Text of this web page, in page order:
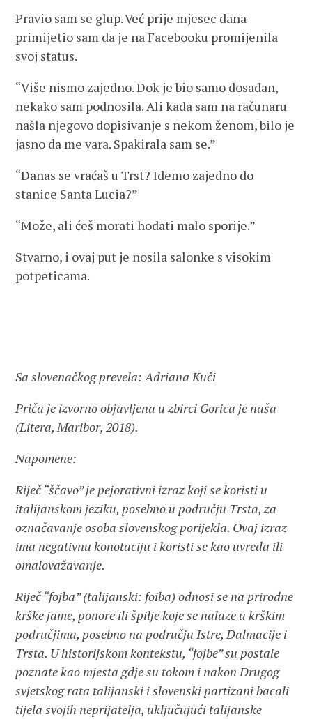
Pravio sam se glup. Već prije mjesec dana
primijetio sam da je na Facebooku promijenila
svoj status.
“Više nismo zajedno. Dok je bio samo dosadan,
nekako sam podnosila. Ali kada sam na računaru
našla njegovo dopisivanje s nekom ženom, bilo je
jasno da me vara. Spakirala sam se.”
“Danas se vraćaš u Trst? Idemo zajedno do
stanice Santa Lucia?”
“Može, ali ćeš morati hodati malo sporije.”
Stvarno, i ovaj put je nosila salonke s visokim
potpeticama.
Sa slovenačkog prevela: Adriana Kuči
Priča je izvorno objavljena u zbirci Gorica je naša
(Litera, Maribor, 2018).
Napomene:
Riječ “ščavo” je pejorativni izraz koji se koristi u
italijanskom jeziku, posebno u području Trsta, za
označavanje osoba slovenskog porijekla. Ovaj izraz
ima negativnu konotaciju i koristi se kao uvreda ili
omalovažavanje.
Riječ “fojba” (talijanski: foiba) odnosi se na prirodne
krške jame, ponore ili špilje koje se nalaze u krškim
područjima, posebno na području Istre, Dalmacije i
Trsta. U historijskom kontekstu, “fojbe” su postale
poznate kao mjesta gdje su tokom i nakon Drugog
svjetskog rata talijanski i slovenski partizani bacali
tijela svojih neprijatelja, uključujući talijanske